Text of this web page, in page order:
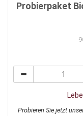
Probierpaket
Probieren Sie jetzt